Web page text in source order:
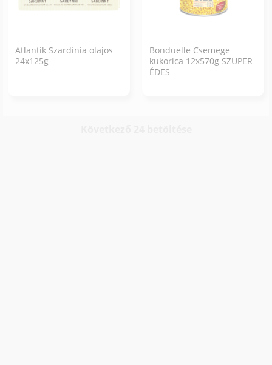
Atlantik Szardínia olajos
24x125g
Bonduelle Csemege
kukorica 12x570g SZUPER
ÉDES